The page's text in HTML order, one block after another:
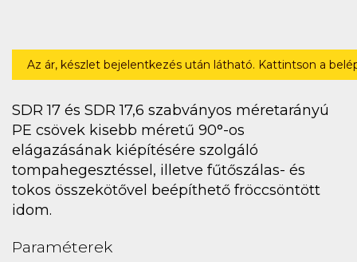
Az ár, készlet bejelentkezés után látható. Kattintson a
SDR 17 és SDR 17,6 szabványos méretarányú
PE csövek kisebb méretű 90°-os
elágazásának kiépítésére szolgáló
tompahegesztéssel, illetve fűtőszálas- és
tokos összekötővel beépíthető fröccsöntött
idom.
Paraméterek